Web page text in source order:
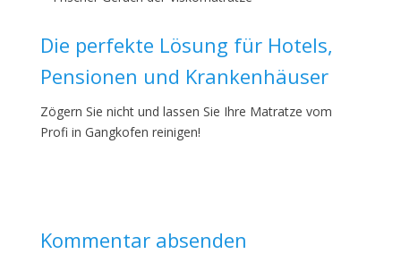
Die perfekte Lösung für Hotels,
Pensionen und Krankenhäuser
Zögern Sie nicht und lassen Sie Ihre Matratze vom
Profi in Gangkofen reinigen!
Kommentar absenden